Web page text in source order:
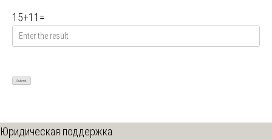
15+11 =
Юридическая поддержка